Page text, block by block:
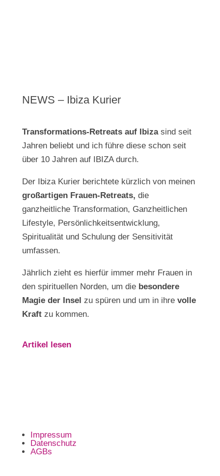
NEWS – Ibiza Kurier
Transformations-Retreats auf Ibizasind seit
Jahren beliebt und ich führe diese schon seit
über 10 Jahren auf IBIZA durch.
Der Ibiza Kurier berichtete kürzlich von meinen
großartigen Frauen-Retreats, die
ganzheitliche Transformation, Ganzheitlichen
Lifestyle, Persönlichkeitsentwicklung,
Spiritualität und Schulung der Sensitivität
umfassen.
Jährlich zieht es hierfür immer mehr Frauen in
den spirituellen Norden, um die besondere
Magie der Insel zu spüren und um in ihre volle
Kraftzu kommen.
Artikel lesen
Impressum
Datenschutz
AGBs